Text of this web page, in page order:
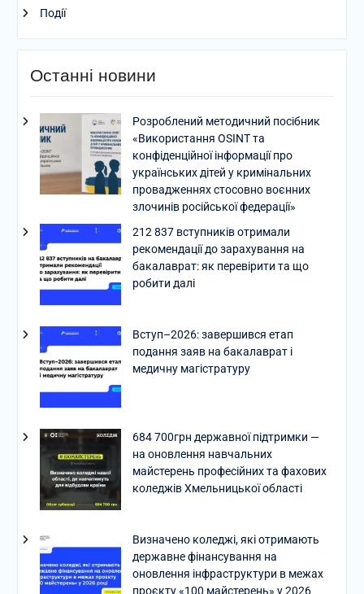
Події
Останні новини
Розроблений методичний посібник
«Використання OSINT та
конфіденційної інформації про
українських дітей у кримінальних
провадженнях стосовно воєнних
злочинів російської федерації»
212 837 вступників отримали
рекомендації до зарахування на
бакалаврат: як перевірити та що
робити далі
Вступ–2026: завершився етап
подання заяв на бакалаврат і
медичну магістратуру
684 700грн державної підтримки —
на оновлення навчальних
майстерень професійних та фахових
коледжів Хмельницької області
Визначено коледжі, які отримають
державне фінансування на
оновлення інфраструктури в межах
проєкту «100 майстерень» у 2026